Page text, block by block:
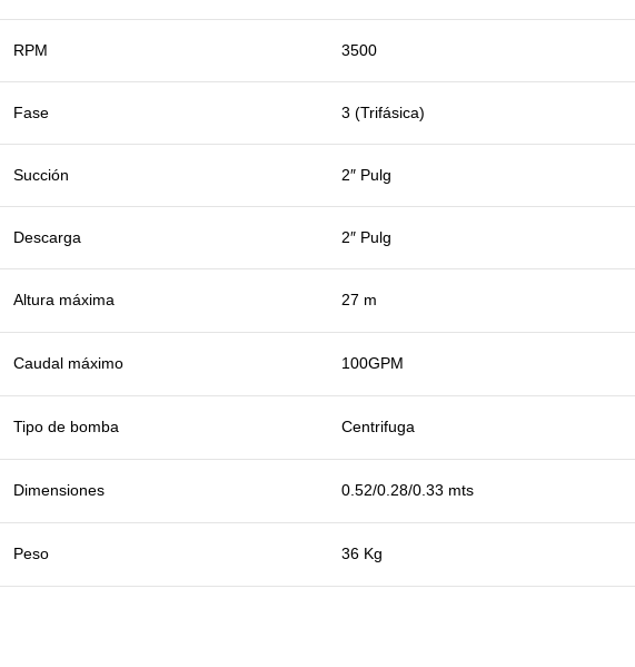
RPM 3500
Fase 3 (Trifásica)
Succión 2″ Pulg
Descarga 2″ Pulg
Altura máxima 27 m
Caudal máximo 100GPM
Tipo de bomba Centrifuga
Dimensiones 0.52/0.28/0.33 mts
Peso 36 Kg